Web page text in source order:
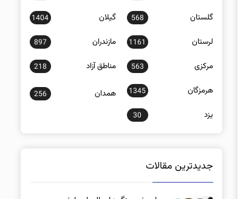
گلستان 568 گیلان 1404
لرستان 1161 مازندران 897
مرکزی 563 مناطق آزاد 218
هرمزگان 1345 همدان 256
یزد 30
جدیدترین مقالات